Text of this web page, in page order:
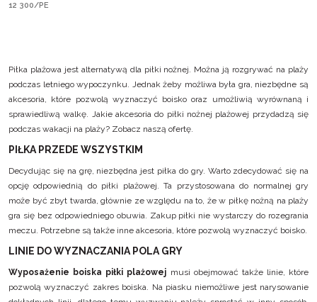
12 300/PE
Piłka plażowa jest alternatywą dla piłki nożnej. Można ją rozgrywać na plaży
podczas letniego wypoczynku. Jednak żeby możliwa była gra, niezbędne są
akcesoria, które pozwolą wyznaczyć boisko oraz umożliwią wyrównaną i
sprawiedliwą walkę. Jakie akcesoria do piłki nożnej plażowej przydadzą się
podczas wakacji na plaży? Zobacz naszą ofertę.
PIŁKA PRZEDE WSZYSTKIM
Decydując się na grę, niezbędna jest piłka do gry. Warto zdecydować się na
opcję odpowiednią do piłki plażowej. Ta przystosowana do normalnej gry
może być zbyt twarda, głównie ze względu na to, że w piłkę nożną na plaży
gra się bez odpowiedniego obuwia. Zakup piłki nie wystarczy do rozegrania
meczu. Potrzebne są także inne akcesoria, które pozwolą wyznaczyć boisko.
LINIE DO WYZNACZANIA POLA GRY
Wyposażenie boiska piłki plażowej musi obejmować także linie, które
pozwolą wyznaczyć zakres boiska. Na piasku niemożliwe jest narysowanie